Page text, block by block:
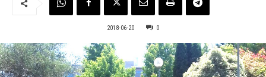
2018-06-20 0